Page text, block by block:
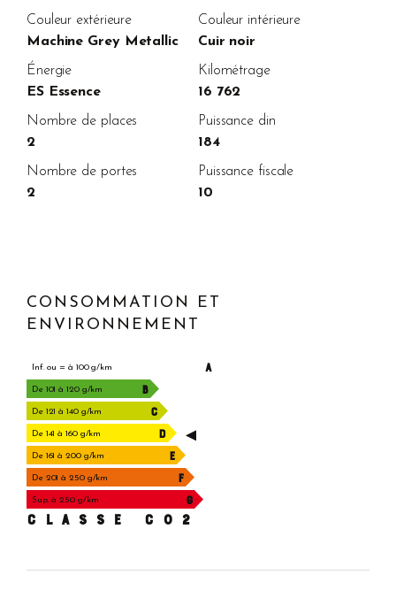
Couleur extérieure
Machine Grey Metallic
Couleur intérieure
Cuir noir
Énergie
ES Essence
Kilométrage
16 762
Nombre de places
2
Puissance din
184
Nombre de portes
2
Puissance fiscale
10
CONSOMMATION ET
ENVIRONNEMENT
Inf. ou = à 100 g/km A
De 101 à 120 g/km B
De 121 à 140 g/km C
De 141 à 160 g/km D
De 161 à 200 g/km E
De 201 à 250 g/km F
Sup. à 250 g/km G
CLASSE C02